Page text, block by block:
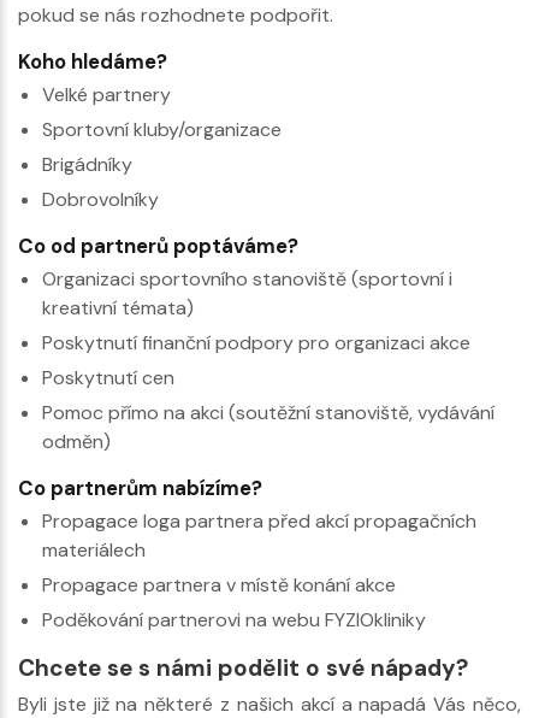
pokud se nás rozhodnete podpořit.
Koho hledáme?
Velké partnery
Sportovní kluby/organizace
Brigádníky
Dobrovolníky
Co od partnerů poptáváme?
Organizaci sportovního stanoviště (sportovní i
kreativní témata)
Poskytnutí finanční podpory pro organizaci akce
Poskytnutí cen
Pomoc přímo na akci (soutěžní stanoviště, vydávání
odměn)
Co partnerům nabízíme?
Propagace loga partnera před akcí propagačních
materiálech
Propagace partnera v místě konání akce
Poděkování partnerovi na webu FYZIOkliniky
Chcete se s námi podělit o své nápady?
Byli jste již na některé z našich akcí a napadá Vás něco,